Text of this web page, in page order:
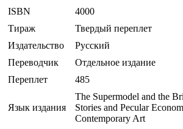
ISBN
4000
Тираж
Твердый переплет
Издательство
Русский
Переводчик
Отдельное издание
Переплет
485
Язык издания
The Supermodel and the
Stories and Pecular
Contemporary Art